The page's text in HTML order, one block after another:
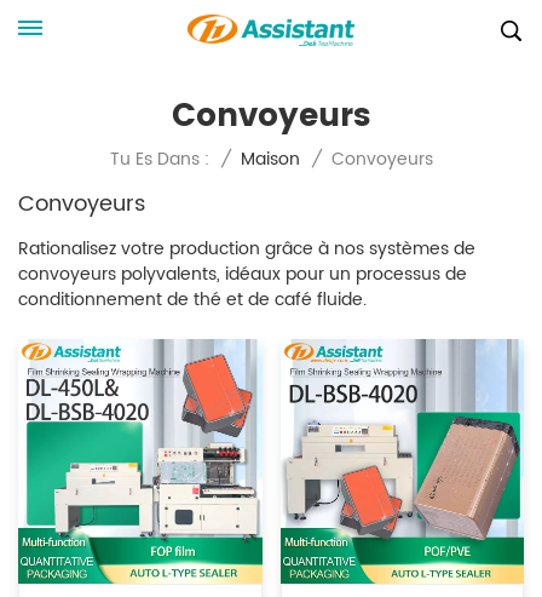
Convoyeurs
Tu Es Dans : / Maison / Convoyeurs
Convoyeurs
Rationalisez votre production grâce à nos systèmes de
convoyeurs polyvalents, idéaux pour un processus de
conditionnement de thé et de café fluide.